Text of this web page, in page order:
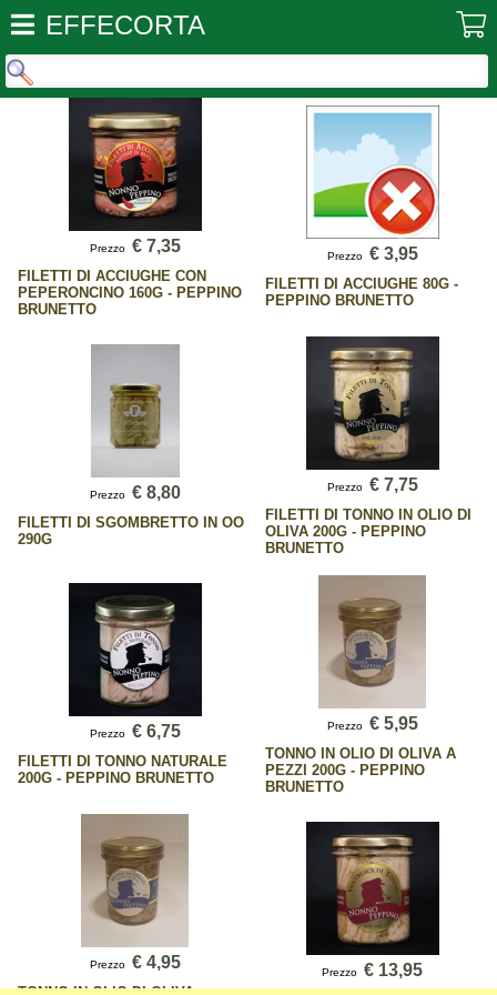
EFFECORTA
Prezzo € 7,35
FILETTI DI ACCIUGHE CON
PEPERONCINO 160G - PEPPINO
BRUNETTO
Prezzo € 3,95
FILETTI DI ACCIUGHE 80G -
PEPPINO BRUNETTO
Prezzo € 8,80
FILETTI DI SGOMBRETTO IN OO
290G
Prezzo € 7,75
FILETTI DI TONNO IN OLIO DI
OLIVA 200G - PEPPINO
BRUNETTO
Prezzo € 6,75
FILETTI DI TONNO NATURALE
200G - PEPPINO BRUNETTO
Prezzo € 5,95
TONNO IN OLIO DI OLIVA A
PEZZI 200G - PEPPINO
BRUNETTO
Prezzo € 4,95
Prezzo € 13,95